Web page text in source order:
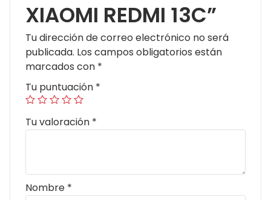
XIAOMI REDMI 13C”
Tu dirección de correo electrónico no será
publicada. Los campos obligatorios están
marcados con *
Tu puntuación *
Tu valoración *
Nombre *